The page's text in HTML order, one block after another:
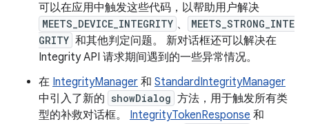
可以在应用中触发这些代码，以帮助用户解决
MEETS_DEVICE_INTEGRITY 、
MEETS_STRONG_INTE
GRITY 和其他判定问题。 新对话框还可以解决在
Integrity API 请求期间遇到的一些异常情况。
在 IntegrityManager 和 StandardIntegrityManager
中引入了新的 showDialog 方法，用于触发所有类
型的补救对话框。 IntegrityTokenResponse 和